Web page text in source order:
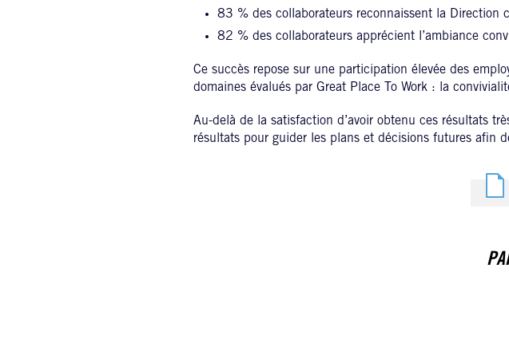
83 % des collaborateurs reconnaissent la Direction
82 % des collaborateurs apprécient l’ambiance
Ce succès repose sur une participation élevée des
domaines évalués par Great Place To Work : la
Au-delà de la satisfaction d’avoir obtenu ces résultats
résultats pour guider les plans et décisions futures afin